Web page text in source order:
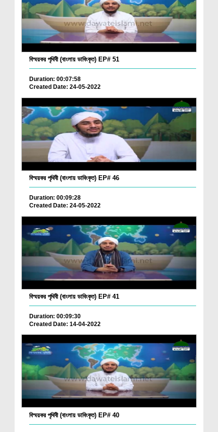
বিস্ময়কর পৃথিবী (বাংলায় ডাবিংকৃত) EP# 51
Duration: 00:07:58
Created Date: 24-05-2022
বিস্ময়কর পৃথিবী (বাংলায় ডাবিংকৃত) EP# 46
Duration: 00:09:28
Created Date: 24-05-2022
বিস্ময়কর পৃথিবী (বাংলায় ডাবিংকৃত) EP# 41
Duration: 00:09:30
Created Date: 14-04-2022
বিস্ময়কর পৃথিবী (বাংলায় ডাবিংকৃত) EP# 40